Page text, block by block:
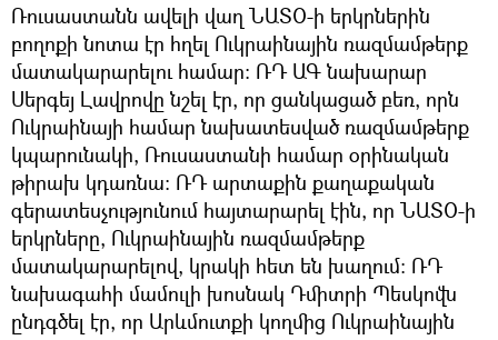
Ռուսաստանն ավելի վաղ ՆԱՏՕ-ի երկրներին
բողոքի նոտա էր հղել Ուկրաինային ռազմամթերք
մատակարարելու համար։ ՌԴ ԱԳ նախարար
Սերգեյ Լավրովը նշել էր, որ ցանկացած բեռ, որն
Ուկրաինայի համար նախատեսված ռազմամթերք
կպարունակի, Ռուսաստանի համար օրինական
թիրախ կդառնա։ ՌԴ արտաքին քաղաքական
գերատեսչությունում հայտարարել էին, որ ՆԱՏՕ-ի
երկրները, Ուկրաինային ռազմամթերք
մատակարարելով, կրակի հետ են խաղում։ ՌԴ
նախագահի մամուլի խոսնակ Դմիտրի Պեսկովն
ընդգծել էր, որ Արևմուտքի կողմից Ուկրաինային